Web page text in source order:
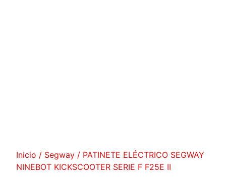
Inicio / Segway / PATINETE ELÉCTRICO SEGWAY
NINEBOT KICKSCOOTER SERIE F F25E II